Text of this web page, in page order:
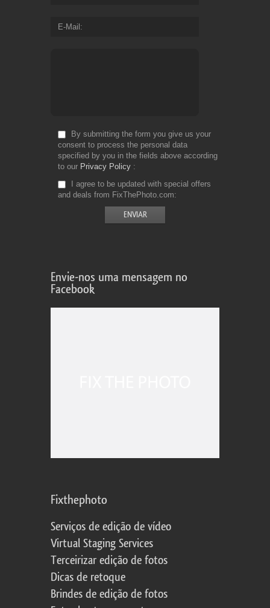
E-Mail
By submitting the form you give us your
consent to process the personal data
specified by you in the fields above according
to our Privacy Policy
I agree to be updated with special offers
and deals from FixThePhoto.com
Envie-nos uma mensagem no
Facebook
Fixthephoto
Serviços de edição de vídeo
Virtual Staging Services
Terceirizar edição de fotos
Dicas de retoque
Brindes de edição de fotos